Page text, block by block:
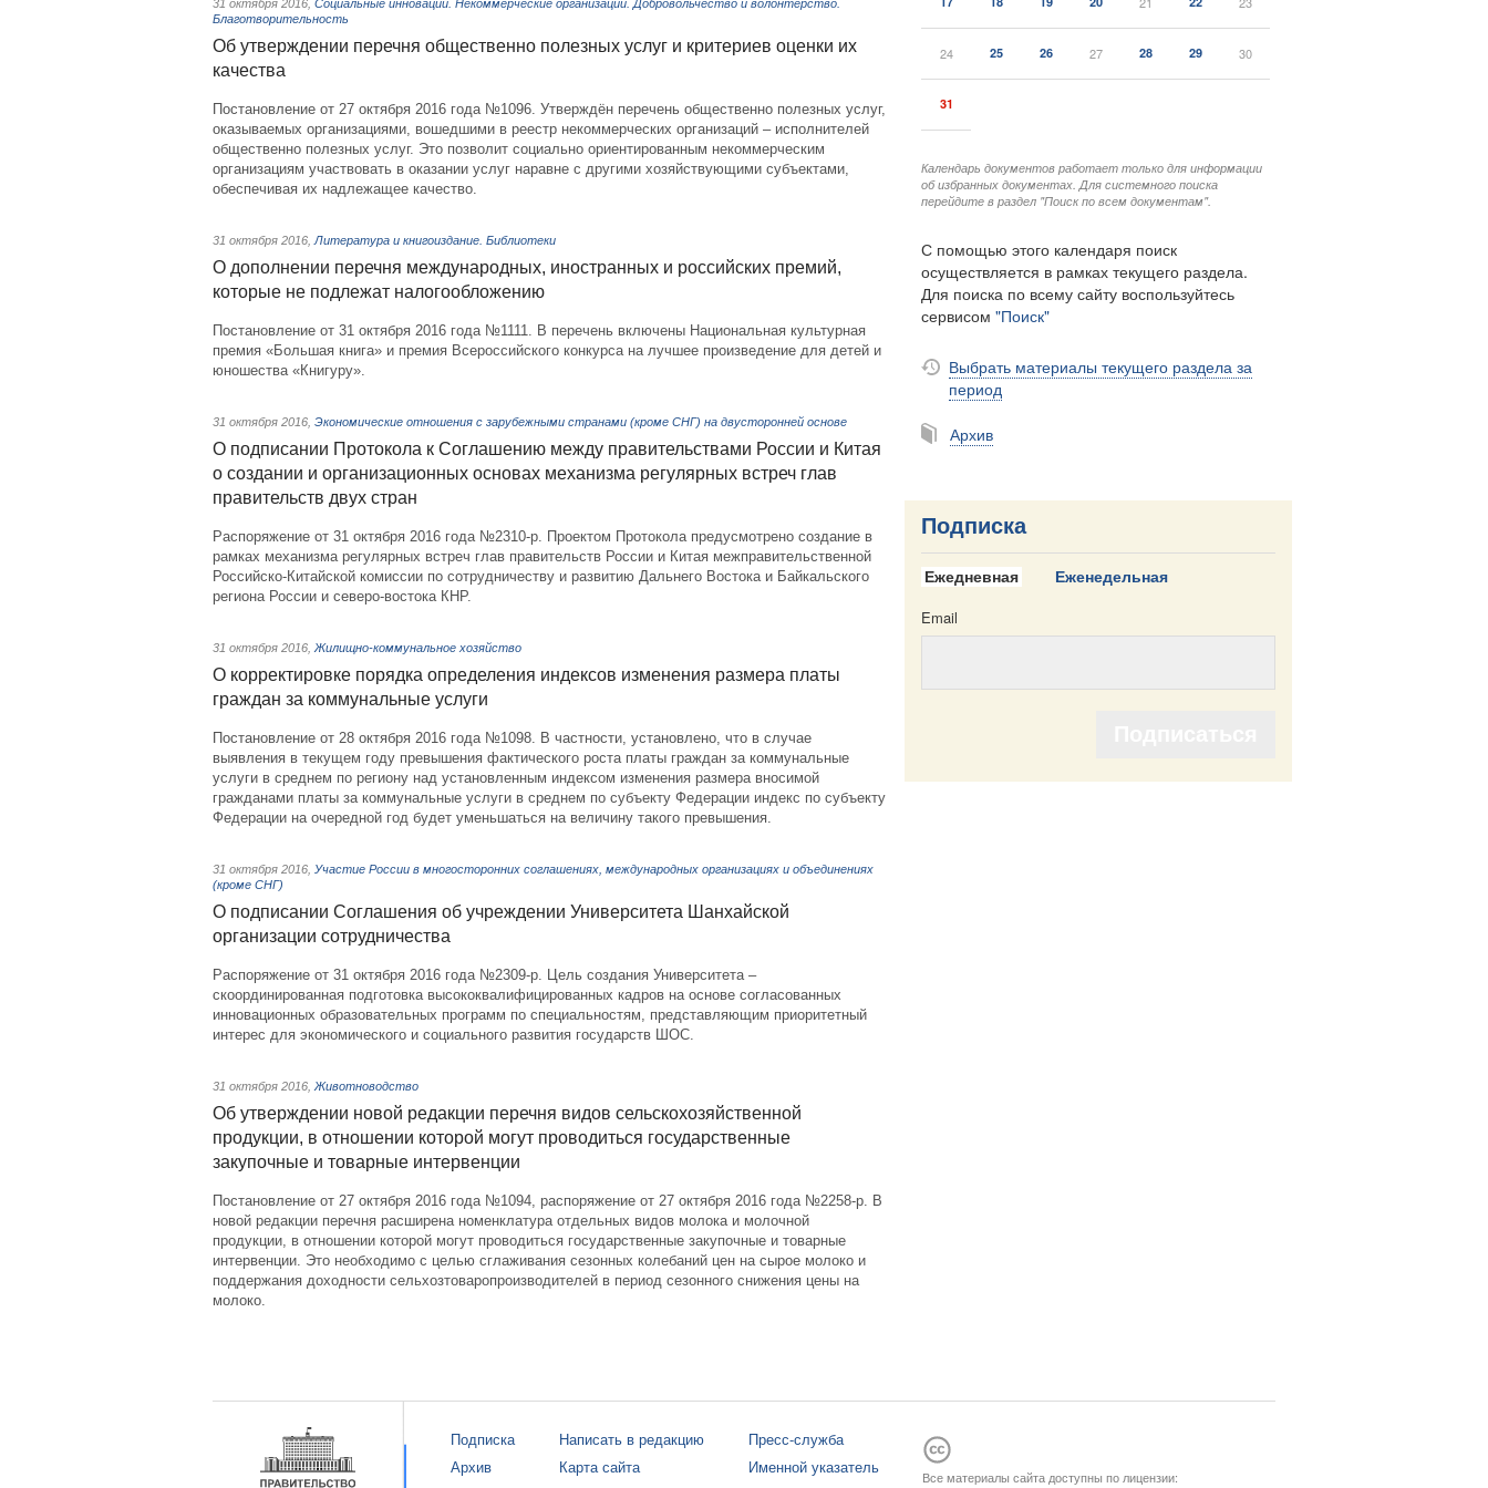
31 октября 2016 Социальные инновации. Некоммерческие организации. Добровольчество и волонтёрство.
Благотворительность
Об утверждении перечня общественно полезных услуг и критериев оценки их
качества
Постановление от 27 октября 2016 года №1096. Утверждён перечень общественно полезных услуг,
оказываемых организациями, вошедшими в реестр некоммерческих организаций – исполнителей
общественно полезных услуг. Это позволит социально ориентированным некоммерческим
организациям участвовать в оказании услуг наравне с другими хозяйствующими субъектами,
обеспечивая их надлежащее качество.
31 октября 2016 Литература и книгоиздание. Библиотеки
О дополнении перечня международных, иностранных и российских премий,
которые не подлежат налогообложению
Постановление от 31 октября 2016 года №1111. В перечень включены Национальная культурная
премия «Большая книга» и премия Всероссийского конкурса на лучшее произведение для детей и
юношества «Книгуру».
31 октября 2016 Экономические отношения с зарубежными странами (кроме СНГ) на двусторонней основе
О подписании Протокола к Соглашению между правительствами России и Китая
о создании и организационных основах механизма регулярных встреч глав
правительств двух стран
Распоряжение от 31 октября 2016 года №2310-р. Проектом Протокола предусмотрено создание в
рамках механизма регулярных встреч глав правительств России и Китая межправительственной
Российско-Китайской комиссии по сотрудничеству и развитию Дальнего Востока и Байкальского
региона России и северо-востока КНР.
31 октября 2016 Жилищно-коммунальное хозяйство
О корректировке порядка определения индексов изменения размера платы
граждан за коммунальные услуги
Постановление от 28 октября 2016 года №1098. В частности, установлено, что в случае
выявления в текущем году превышения фактического роста платы граждан за коммунальные
услуги в среднем по региону над установленным индексом изменения размера вносимой
гражданами платы за коммунальные услуги в среднем по субъекту Федерации индекс по субъекту
Федерации на очередной год будет уменьшаться на величину такого превышения.
31 октября 2016 Участие России в многосторонних соглашениях, международных организациях и объединениях
(кроме СНГ)
О подписании Соглашения об учреждении Университета Шанхайской
организации сотрудничества
Распоряжение от 31 октября 2016 года №2309-р. Цель создания Университета –
скоординированная подготовка высококвалифицированных кадров на основе согласованных
инновационных образовательных программ по специальностям, представляющим приоритетный
интерес для экономического и социального развития государств ШОС.
31 октября 2016 Животноводство
Об утверждении новой редакции перечня видов сельскохозяйственной
продукции, в отношении которой могут проводиться государственные
закупочные и товарные интервенции
Постановление от 27 октября 2016 года №1094, распоряжение от 27 октября 2016 года №2258-р. В
новой редакции перечня расширена номенклатура отдельных видов молока и молочной
продукции, в отношении которой могут проводиться государственные закупочные и товарные
интервенции. Это необходимо с целью сглаживания сезонных колебаний цен на сырое молоко и
поддержания доходности сельхозтоваропроизводителей в период сезонного снижения цены на
молоко.
24 25 26 27 28 29 30
31
Календарь документов работает только для информации
об избранных документах. Для системного поиска
перейдите в раздел "Поиск по всем документам".
С помощью этого календаря поиск
осуществляется в рамках текущего раздела.
Для поиска по всему сайту воспользуйтесь
сервисом "Поиск"
Выбрать материалы текущего раздела за
период
Архив
Подписка
Ежедневная Еженедельная
Email
Подписка
Архив
Написать в редакцию
Карта сайта
Пресс-служба
Именной указатель
Все материалы сайта доступны по лицензии: